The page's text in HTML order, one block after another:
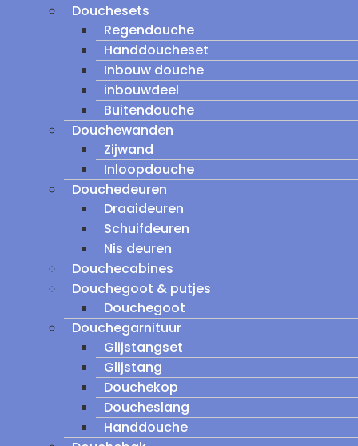
Douchesets
Regendouche
Handdoucheset
Inbouw douche
inbouwdeel
Buitendouche
Douchewanden
Zijwand
Inloopdouche
Douchedeuren
Draaideuren
Schuifdeuren
Nis deuren
Douchecabines
Douchegoot & putjes
Douchegoot
Douchegarnituur
Glijstangset
Glijstang
Douchekop
Doucheslang
Handdouche